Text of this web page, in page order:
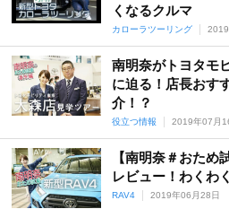
くなるクルマ
カローラツーリング
南明奈がトヨタモ
に迫る！店長おす
介！？
役立つ情報 2019年07月
【南明奈＃おため
レビュー！わくわ
RAV4 2019年06月28日